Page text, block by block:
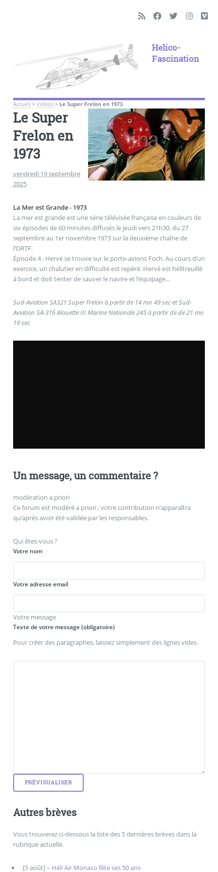
Helico-
Fascination
Accueil > Vidéos> Le Super Frelon en 1973
Le Super
Frelon en
1973
vendredi 19 septembre
2025
La Mer est Grande - 1973
La mer est grande est une série télévisée française en couleurs de
six épisodes de 60 minutes diffusés le jeudi vers 21h30, du 27
septembre au 1er novembre 1973 sur la deuxième chaîne de
l’ORTF.
Épisode 4 : Hervé se trouve sur le porte-avions Foch. Au cours d’un
exercice, un chalutier en difficulté est repéré. Hervé est hélitreuillé
à bord et doit tenter de sauver le navire et l’équipage...
Sud-Aviation SA321 Super Frelon à partir de 14 mn 49 sec et Sud-
Aviation SA-316 Alouette III Marine Nationale 245 à partir de de 21 mn
19 sec
Un message, un commentaire ?
modération a priori
Ce forum est modéré a priori : votre contribution n’apparaîtra
qu’après avoir été validée par les responsables.
Qui êtes-vous ?
Votre nom
Votre adresse email
Votre message
Texte de votre message (obligatoire)
Pour créer des paragraphes, laissez simplement des lignes vides.
Autres brèves
Vous trouverez ci-dessous la liste des 5 dernières brèves dans la
rubrique actuelle.
[5 août] – Héli Air Monaco fête ses 50 ans